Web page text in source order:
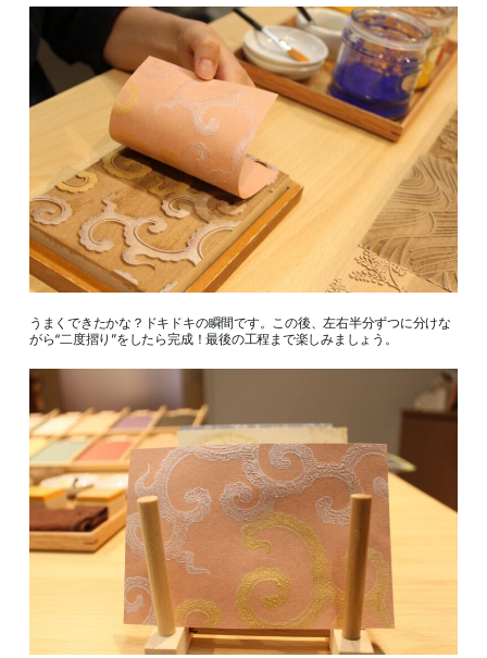
うまくできたかな？ドキドキの瞬間です。この後、左右半分ずつに分けな
がら“二度摺り”をしたら完成！最後の工程まで楽しみましょう。